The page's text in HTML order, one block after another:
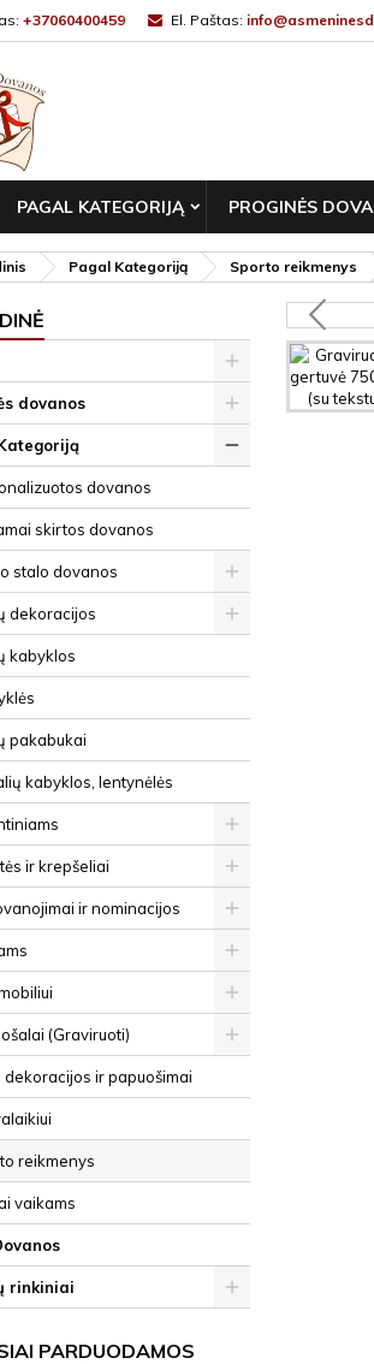
+37060400459 El. Paštas:
PAGAL KATEGORIJĄ PROGINĖS
Pagal Kategoriją Sporto reikmenys
dovanos
dovanos
skirtos dovanos
stalo dovanos
dekoracijos
kabyklos
pakabukai
kabyklos, lentynėlės
ir krepšeliai
ir nominacijos
(Graviruoti)
dekoracijos ir papuošimai
reikmenys
vaikams
rinkiniai
PARDUODAMOS